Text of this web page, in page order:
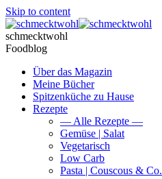
Skip to content
schmecktwohl
Foodblog
Über das Magazin
Meine Bücher
Spitzenküche zu Hause
Rezepte
— Alle Rezepte —
Gemüse | Salat
Vegetarisch
Low Carb
Pasta | Couscous & Co.